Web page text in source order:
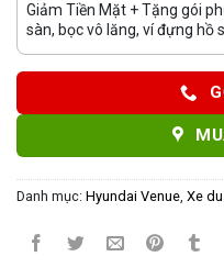
Giảm Tiền Mặt + Tặng gói
sàn, bọc vô lăng, ví đựng hồ
Danh mục: Hyundai Venue, Xe